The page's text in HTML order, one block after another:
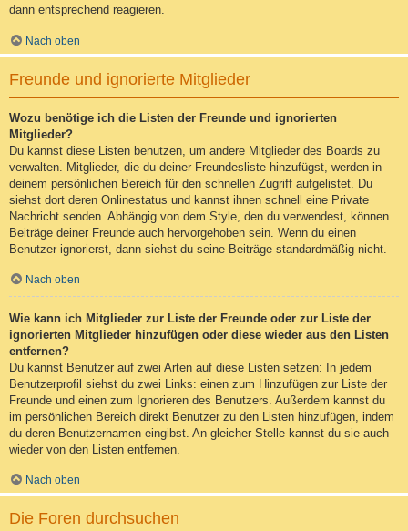
dann entsprechend reagieren.
Nach oben
Freunde und ignorierte Mitglieder
Wozu benötige ich die Listen der Freunde und ignorierten
Mitglieder?
Du kannst diese Listen benutzen, um andere Mitglieder des Boards zu
verwalten. Mitglieder, die du deiner Freundesliste hinzufügst, werden in
deinem persönlichen Bereich für den schnellen Zugriff aufgelistet. Du
siehst dort deren Onlinestatus und kannst ihnen schnell eine Private
Nachricht senden. Abhängig von dem Style, den du verwendest, können
Beiträge deiner Freunde auch hervorgehoben sein. Wenn du einen
Benutzer ignorierst, dann siehst du seine Beiträge standardmäßig nicht.
Nach oben
Wie kann ich Mitglieder zur Liste der Freunde oder zur Liste der
ignorierten Mitglieder hinzufügen oder diese wieder aus den Listen
entfernen?
Du kannst Benutzer auf zwei Arten auf diese Listen setzen: In jedem
Benutzerprofil siehst du zwei Links: einen zum Hinzufügen zur Liste der
Freunde und einen zum Ignorieren des Benutzers. Außerdem kannst du
im persönlichen Bereich direkt Benutzer zu den Listen hinzufügen, indem
du deren Benutzernamen eingibst. An gleicher Stelle kannst du sie auch
wieder von den Listen entfernen.
Nach oben
Die Foren durchsuchen